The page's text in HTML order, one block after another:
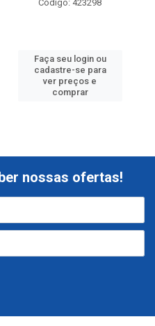
Código: 423298
Faça seu login ou
cadastre-se para
ver preços e
comprar
nossas ofertas!